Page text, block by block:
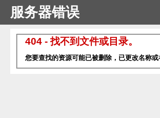
服务器错误
404 - 找不到文件或目录。
您要查找的资源可能已被删除，已更改名称或